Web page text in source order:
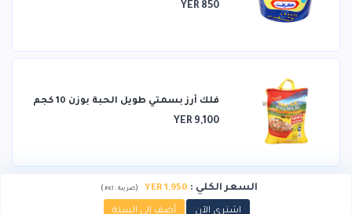
YER 850
فلك أرز بسمتي طويل الحبة بوزن 10 كجم
YER 9,100
السعر الكلي :
YER 1,950
(ضريبة : incl.
)
اشتري الآن أضف إلى السلة